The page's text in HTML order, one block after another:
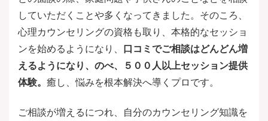
していただくことや多くなってきました。そのころ、
心理カウンセリングの資格も取り、本格的なセッショ
ンを始めるようになり、
口コミでご相談はどんどん増
えるようになり、のべ、５００人以上セッション提供
体験。 癒し、悩みを根本解決へ導くプロです。
ご相談が増えるにつれ、自分のカウンセリング知識を